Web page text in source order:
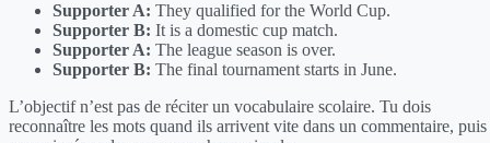
Supporter A: They qualified for the World Cup.
Supporter B: It is a domestic cup match.
Supporter A: The league season is over.
Supporter B: The final tournament starts in June.
L’objectif n’est pas de réciter un vocabulaire scolaire. Tu dois
reconnaître les mots quand ils arrivent vite dans un commentaire, puis